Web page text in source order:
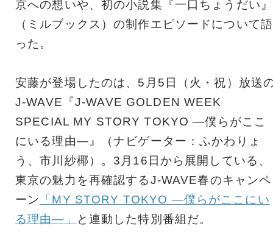
京への想いや、初の小説集『一口ちょうだい』
（ミルブックス）の制作エピソードについて語
った。
安藤が登場したのは、5月5日（火・祝）放送
J-WAVE『J-WAVE GOLDEN WEEK
SPECIAL MY STORY TOKYO ―僕らがここ
にいる理由―』（ナビゲーター：ふかわりょ
う、市川紗椰）。3月16日から展開している、
東京の魅力を再確認するJ-WAVE春のキャンペ
ーン
「MY STORY TOKYO ―僕らがここにい
る理由―」
と連動した特別番組だ。